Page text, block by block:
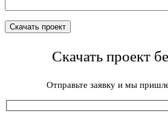
Скачать проект
Отправьте заявку и мы